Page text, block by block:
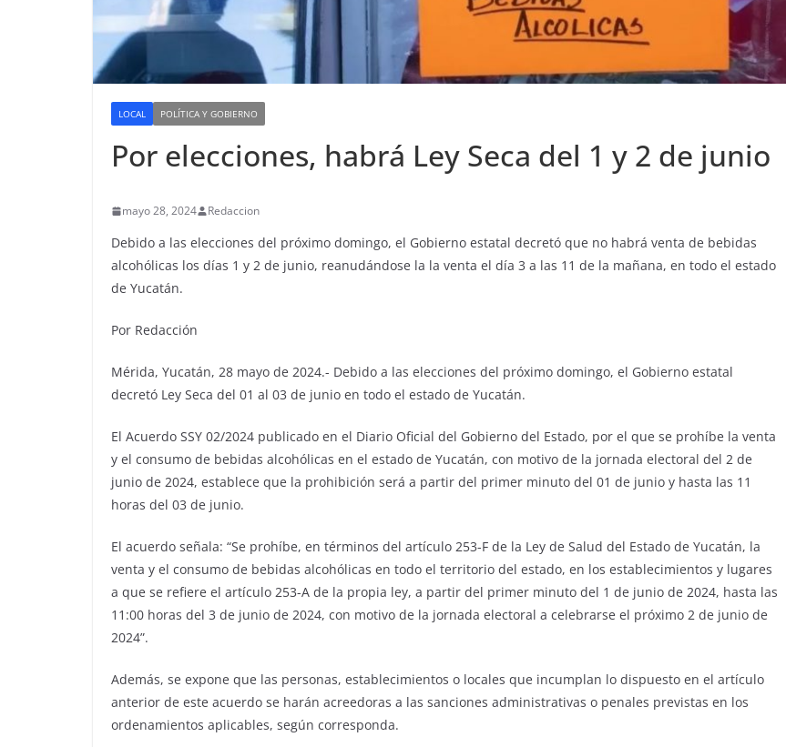
LOCAL POLÍTICA Y GOBIERNO
Por elecciones, habrá Ley Seca del 1 y 2 de junio
mayo 28, 2024 Redaccion
Debido a las elecciones del próximo domingo, el Gobierno estatal decretó que no habrá venta de bebidas
alcohólicas los días 1 y 2 de junio, reanudándose la la venta el día 3 a las 11 de la mañana, en todo el estado
de Yucatán.
Por Redacción
Mérida, Yucatán, 28 mayo de 2024.- Debido a las elecciones del próximo domingo, el Gobierno estatal
decretó Ley Seca del 01 al 03 de junio en todo el estado de Yucatán.
El Acuerdo SSY 02/2024 publicado en el Diario Oficial del Gobierno del Estado, por el que se prohíbe la venta
y el consumo de bebidas alcohólicas en el estado de Yucatán, con motivo de la jornada electoral del 2 de
junio de 2024, establece que la prohibición será a partir del primer minuto del 01 de junio y hasta las 11
horas del 03 de junio.
El acuerdo señala: “Se prohíbe, en términos del artículo 253-F de la Ley de Salud del Estado de Yucatán, la
venta y el consumo de bebidas alcohólicas en todo el territorio del estado, en los establecimientos y lugares
a que se refiere el artículo 253-A de la propia ley, a partir del primer minuto del 1 de junio de 2024, hasta las
11:00 horas del 3 de junio de 2024, con motivo de la jornada electoral a celebrarse el próximo 2 de junio de
2024”.
Además, se expone que las personas, establecimientos o locales que incumplan lo dispuesto en el artículo
anterior de este acuerdo se harán acreedoras a las sanciones administrativas o penales previstas en los
ordenamientos aplicables, según corresponda.